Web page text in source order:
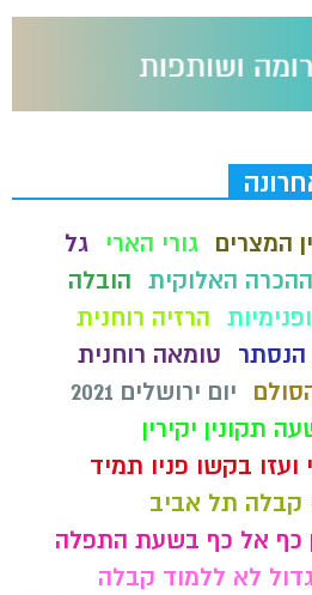
המצרים גורי הארי
גל
ההכרה האלוקית הובלה
הרזיה רוחנית
הנסתר
טומאה רוחנית
יום ירושלים 2021
תקונין יקירין
ועזו בקשו פניו תמיד
קבלה תל אביב
כף אל כף בשעת התפלה
לא ללמוד קבלה